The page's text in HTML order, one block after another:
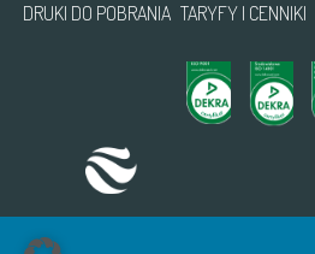
DRUKI DO POBRANIA TARYFY I CENNIKI